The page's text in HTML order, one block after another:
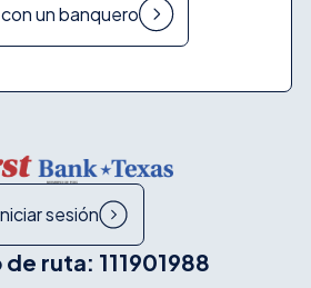
un banquero
sesión
ruta: 111901988